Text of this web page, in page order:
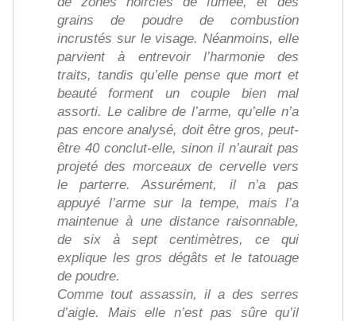
grains de poudre de combustion
incrustés sur le visage. Néanmoins, elle
parvient à entrevoir l’harmonie des
traits, tandis qu’elle pense que mort et
beauté forment un couple bien mal
assorti. Le calibre de l’arme, qu’elle n’a
pas encore analysé, doit être gros, peut-
être 40 conclut-elle, sinon il n’aurait pas
projeté des morceaux de cervelle vers
le parterre. Assurément, il n’a pas
appuyé l’arme sur la tempe, mais l’a
maintenue à une distance raisonnable,
de six à sept centimètres, ce qui
explique les gros dégâts et le tatouage
de poudre.
Comme tout assassin, il a des serres
d’aigle. Mais elle n’est pas sûre qu’il